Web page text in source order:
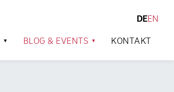
DEEN
BLOG & EVENTS KONTAKT